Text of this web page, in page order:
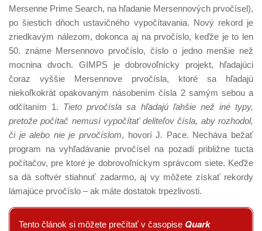
Mersenne Prime Search, na hľadanie Mersennových prvočísel),
po šiestich dňoch ustavičného vypočítavania. Nový rekord je
zriedkavým nálezom, dokonca aj na prvočíslo, keďže je to len
50. známe Mersennovo prvočíslo, číslo o jedno menšie než
mocnina dvoch. GIMPS je dobrovoľnícky projekt, hľadajúci
čoraz vyššie Mersennove prvočísla, ktoré sa hľadajú
niekoľkokrát opakovaným násobením čísla 2 samým sebou a
odčítaním 1. Tieto prvočísla sa hľadajú ľahšie než iné typy,
pretože počítač nemusí vypočítať deliteľov čísla, aby rozhodol,
či je alebo nie je prvočíslom, hovorí J. Pace. Necháva bežať
program na vyhľadávanie prvočísel na pozadí približne tucta
počítačov, pre ktoré je dobrovoľníckym správcom siete. Keďže
sa dá softvér stiahnuť zadarmo, aj vy môžete získať rekordy
lámajúce prvočíslo – ak máte dostatok trpezlivosti.
Tento článok si môžete prečítať v časopise Quark